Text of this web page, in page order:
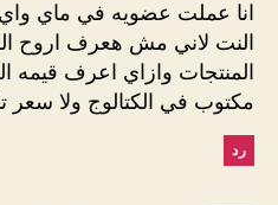
انا عملت عضويه في ماي
النت لاني مش هعرف اروح
المنتجات وازاي اعرف
مكتوب في الكتالوج ولا سعر
رد